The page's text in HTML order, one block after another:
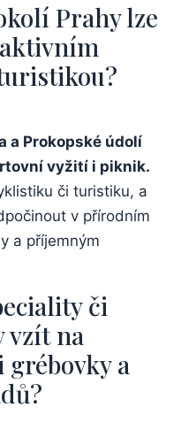
⁣Prahy lze⁢
a Prokopské údolí
vyžití i⁣ piknik.
​či turistiku, a
⁢v⁣ přírodním
a příjemným
či
vzít na
a